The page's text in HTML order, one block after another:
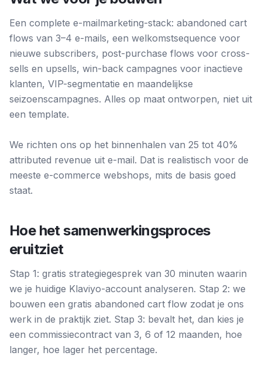
Een complete e-mailmarketing-stack: abandoned cart
flows van 3–4 e-mails, een welkomstsequence voor
nieuwe subscribers, post-purchase flows voor cross-
sells en upsells, win-back campagnes voor inactieve
klanten, VIP-segmentatie en maandelijkse
seizoenscampagnes. Alles op maat ontworpen, niet uit
een template.
We richten ons op het binnenhalen van 25 tot 40%
attributed revenue uit e-mail. Dat is realistisch voor de
meeste e-commerce webshops, mits de basis goed
staat.
Hoe het samenwerkingsproces
eruitziet
Stap 1: gratis strategiegesprek van 30 minuten waarin
we je huidige Klaviyo-account analyseren. Stap 2: we
bouwen een gratis abandoned cart flow zodat je ons
werk in de praktijk ziet. Stap 3: bevalt het, dan kies je
een commissiecontract van 3, 6 of 12 maanden, hoe
langer, hoe lager het percentage.